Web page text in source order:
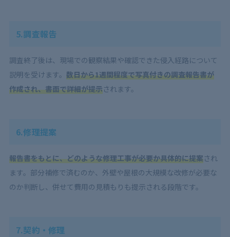
5.調査報告
調査終了後は、現場での観察結果や確認できた侵入経路について
説明を受けます。 数日から1週間程度で写真付きの調査報告書が
作成され、書面で詳細が提示されます。
6.修理提案
報告書をもとに、どのような修理工事が必要か具体的に提案され
ます。部分補修で済むのか、外壁や屋根の大規模な改修が必要な
のか判断し、併せて費用の見積もりも提示される段階です。
7.契約・修理